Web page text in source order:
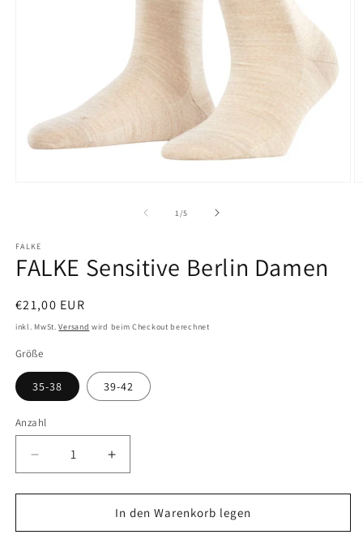
1/von
5
FALKE
FALKE Sensitive Berlin Damen
Normaler
Preis
€21,00 EUR
inkl. MwSt.Versand wird beim Checkout berechnet
Größe
35-38 39-42
Anzahl
Verringere
die
Menge
FALKE
Erhöhe
die
Menge
für
FALKE
In den Warenkorb legen